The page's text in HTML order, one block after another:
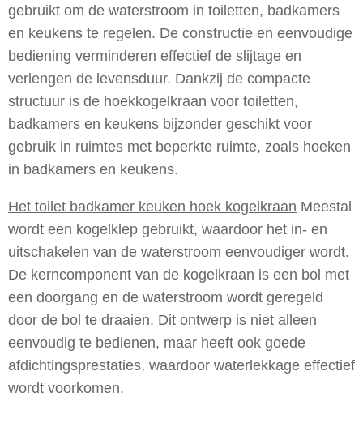
gebruikt om de waterstroom in toiletten, badkamers
en keukens te regelen. De constructie en eenvoudige
bediening verminderen effectief de slijtage en
verlengen de levensduur. Dankzij de compacte
structuur is de hoekkogelkraan voor toiletten,
badkamers en keukens bijzonder geschikt voor
gebruik in ruimtes met beperkte ruimte, zoals hoeken
in badkamers en keukens.
Het toilet badkamer keuken hoek kogelkraan Meestal
wordt een kogelklep gebruikt, waardoor het in- en
uitschakelen van de waterstroom eenvoudiger wordt.
De kerncomponent van de kogelkraan is een bol met
een doorgang en de waterstroom wordt geregeld
door de bol te draaien. Dit ontwerp is niet alleen
eenvoudig te bedienen, maar heeft ook goede
afdichtingsprestaties, waardoor waterlekkage effectief
wordt voorkomen.